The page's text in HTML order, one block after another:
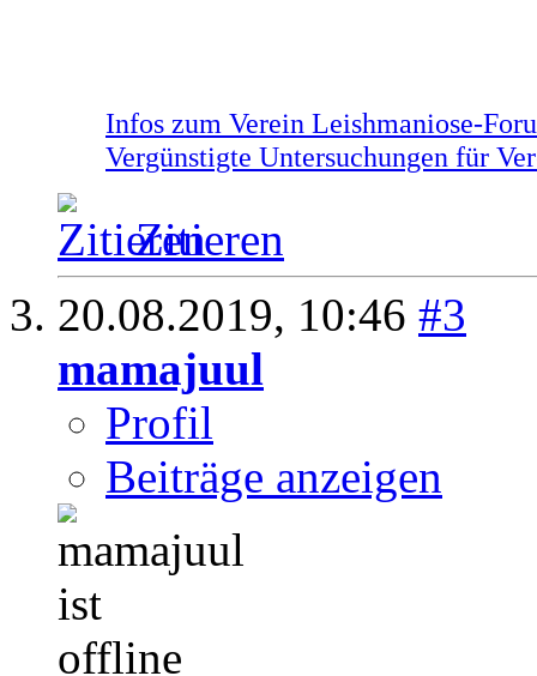
Infos zum Verein Leishmaniose-
Vergünstigte Untersuchungen für
Zitieren
20.08.2019, 10:46 #3
mamajuul
Profil
Beiträge anzeigen